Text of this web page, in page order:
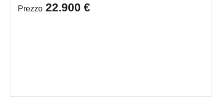
Prezzo 22.900 €